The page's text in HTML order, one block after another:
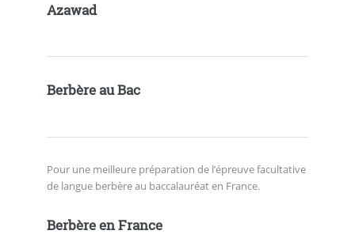
Azawad
Berbère au Bac
Pour une meilleure préparation de l’épreuve facultative
de langue berbère au baccalauréat en France.
Berbère en France